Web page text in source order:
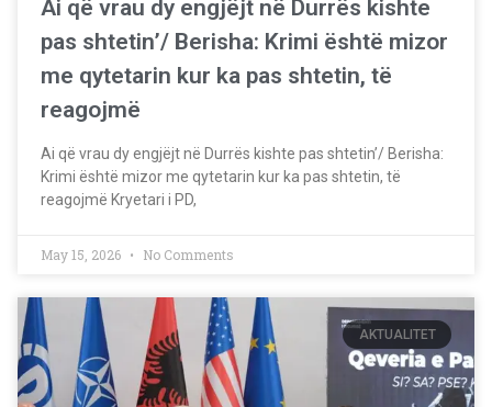
Ai që vrau dy engjëjt në Durrës kishte
pas shtetin’/ Berisha: Krimi është mizor
me qytetarin kur ka pas shtetin, të
reagojmë
Ai që vrau dy engjëjt në Durrës kishte pas shtetin’/ Berisha:
Krimi është mizor me qytetarin kur ka pas shtetin, të
reagojmë Kryetari i PD,
May 15, 2026 No Comments
AKTUALITET